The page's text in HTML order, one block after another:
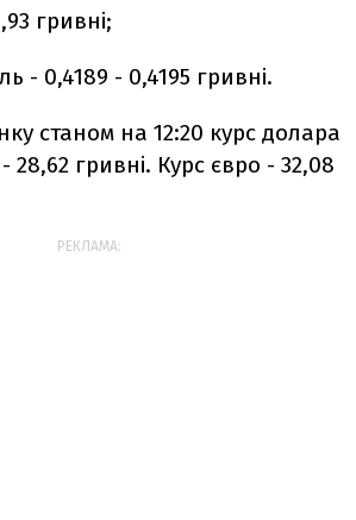
гривні;
- 0,4189 - 0,4195 гривні.
станом на 12:20 курс долара
28,62 гривні. Курс євро - 32,08
РЕКЛАМА: